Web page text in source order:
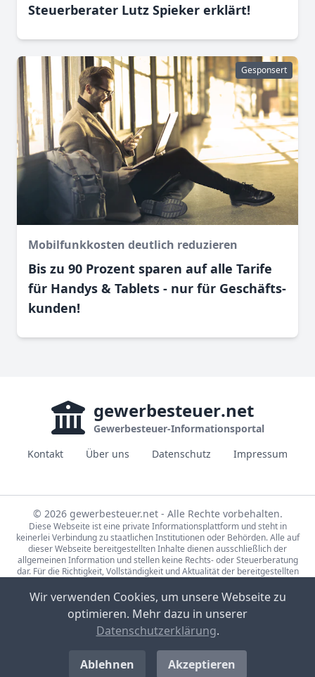
Steuerberater Lutz Spieker erklärt!
Gesponsert
Mobilfunkkosten deutlich reduzieren
Bis zu 90 Prozent sparen auf alle Tarife
für Handys & Tablets - nur für Geschäfts­
kunden!
gewerbesteuer.net
Gewerbesteuer-Informationsportal
Kontakt
Über uns Datenschutz Impressum
© 2026 gewerbesteuer.net - Alle Rechte vorbehalten.
Diese Webseite ist eine private Informationsplattform und steht in
keinerlei Verbindung zu staatlichen Institutionen oder Behörden. Alle auf
dieser Webseite bereitgestellten Inhalte dienen ausschließlich der
allgemeinen Information und stellen keine Rechts- oder Steuerberatung
dar. Für die Richtigkeit, Vollständigkeit und Aktualität der bereitgestellten
steuerlichen Fragen wenden Sie sich bitte an einen qualifizierten
Fachberater.
Die Steuerdaten auf gewerbesteuer.net basieren auf den Erhebungen der
Statistische Ämter des Bundes und der Länder (Lizenz:
Datensätze: 71231-01-02-5, 71231-01-03-5) sowie Eigenrecherche.
Bild-Quellen Sponsored-Links: CC0, Partner-Unternehmen, Pexels Lizenz,
Unsplash Lizenz
Bild-Quelle Artikel-Foto: CC BY-SA 3.0Flodur63
Wir verwenden Cookies, um unsere Webseite zu
optimieren. Mehr dazu in unserer
Datenschutzerklärung.
Ablehnen Akzeptieren